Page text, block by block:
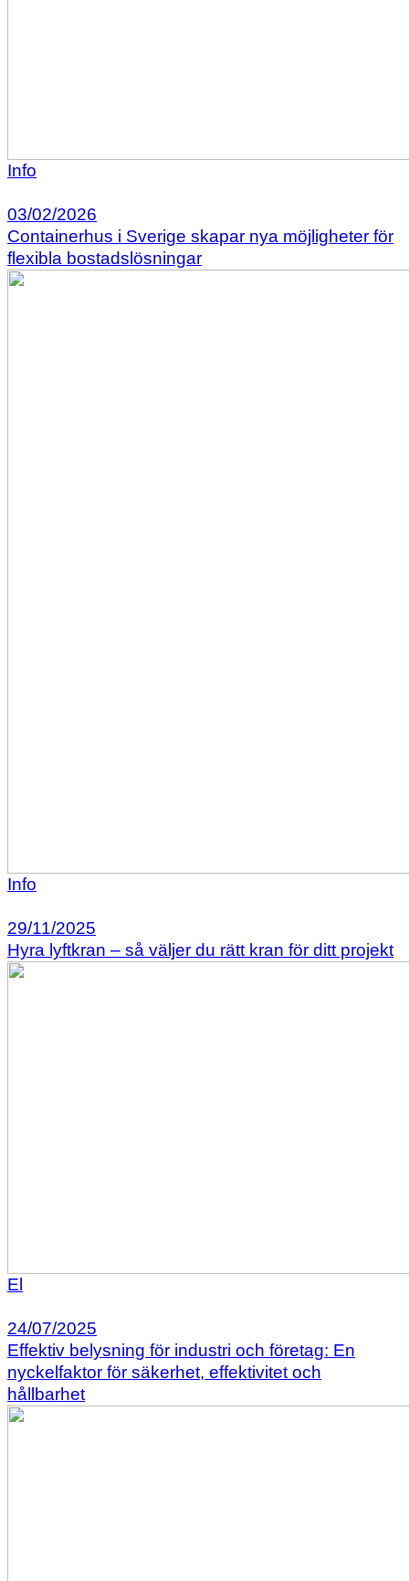
Info
03/02/2026
Containerhus i Sverige skapar nya möjligheter för
flexibla bostadslösningar
Info
29/11/2025
Hyra lyftkran – så väljer du rätt kran för ditt projekt
El
24/07/2025
Effektiv belysning för industri och företag: En
nyckelfaktor för säkerhet, effektivitet och
hållbarhet